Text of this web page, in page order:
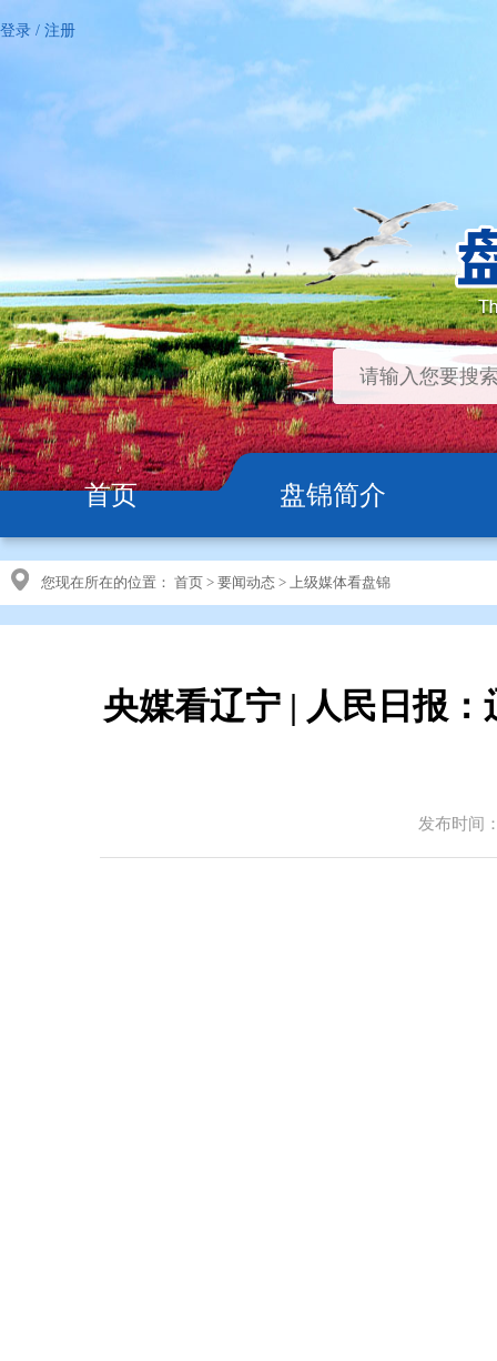
登录 / 注册
首页 盘锦简介
您现在所在的位置： 首页 > 要闻动态 > 上级媒体看盘锦
央媒看辽宁 | 人民日报
发布时间